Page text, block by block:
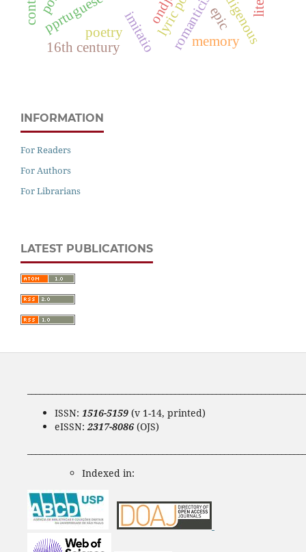
poetryimitatio
16th century romanticismindigenous
memory
epic
INFORMATION
For Readers
For Authors
For Librarians
LATEST PUBLICATIONS
ISSN: 1516-5159 (v 1-14, printed)
eISSN: 2317-8086 (OJS)
Indexed in: